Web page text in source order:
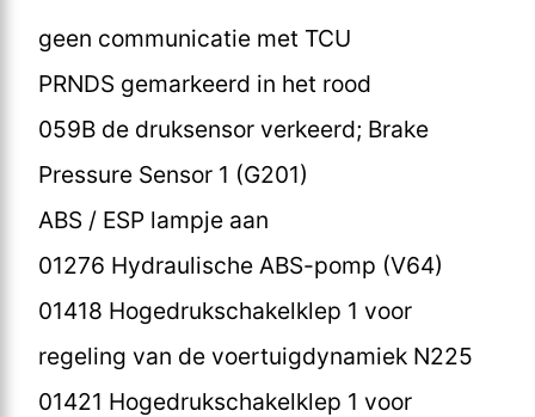
geen communicatie met TCU
PRNDS gemarkeerd in het rood
059B de druksensor verkeerd; Brake
Pressure Sensor 1 (G201)
ABS / ESP lampje aan
01276 Hydraulische ABS-pomp (V64)
01418 Hogedrukschakelklep 1 voor
regeling van de voertuigdynamiek N225
01421 Hogedrukschakelklep 1 voor